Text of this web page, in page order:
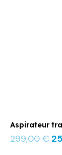
Aspirateur
299,00€